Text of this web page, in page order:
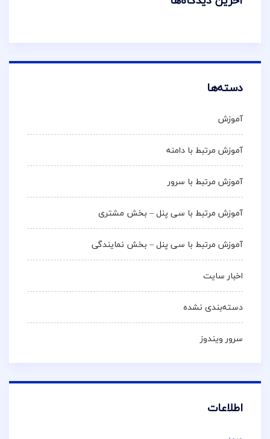
دسته‌ها
آموزش
آموزش مرتبط با دامنه
آموزش مرتبط با سرور
آموزش مرتبط با سی پنل – بخش مشتری
آموزش مرتبط با سی پنل – بخش نمایندگی
اخبار سایت
دسته‌بندی نشده
سرور ویندوز
اطلاعات